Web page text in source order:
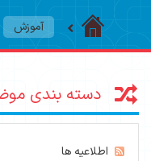
آموزش
دسته بندی
اطلاعیه ها